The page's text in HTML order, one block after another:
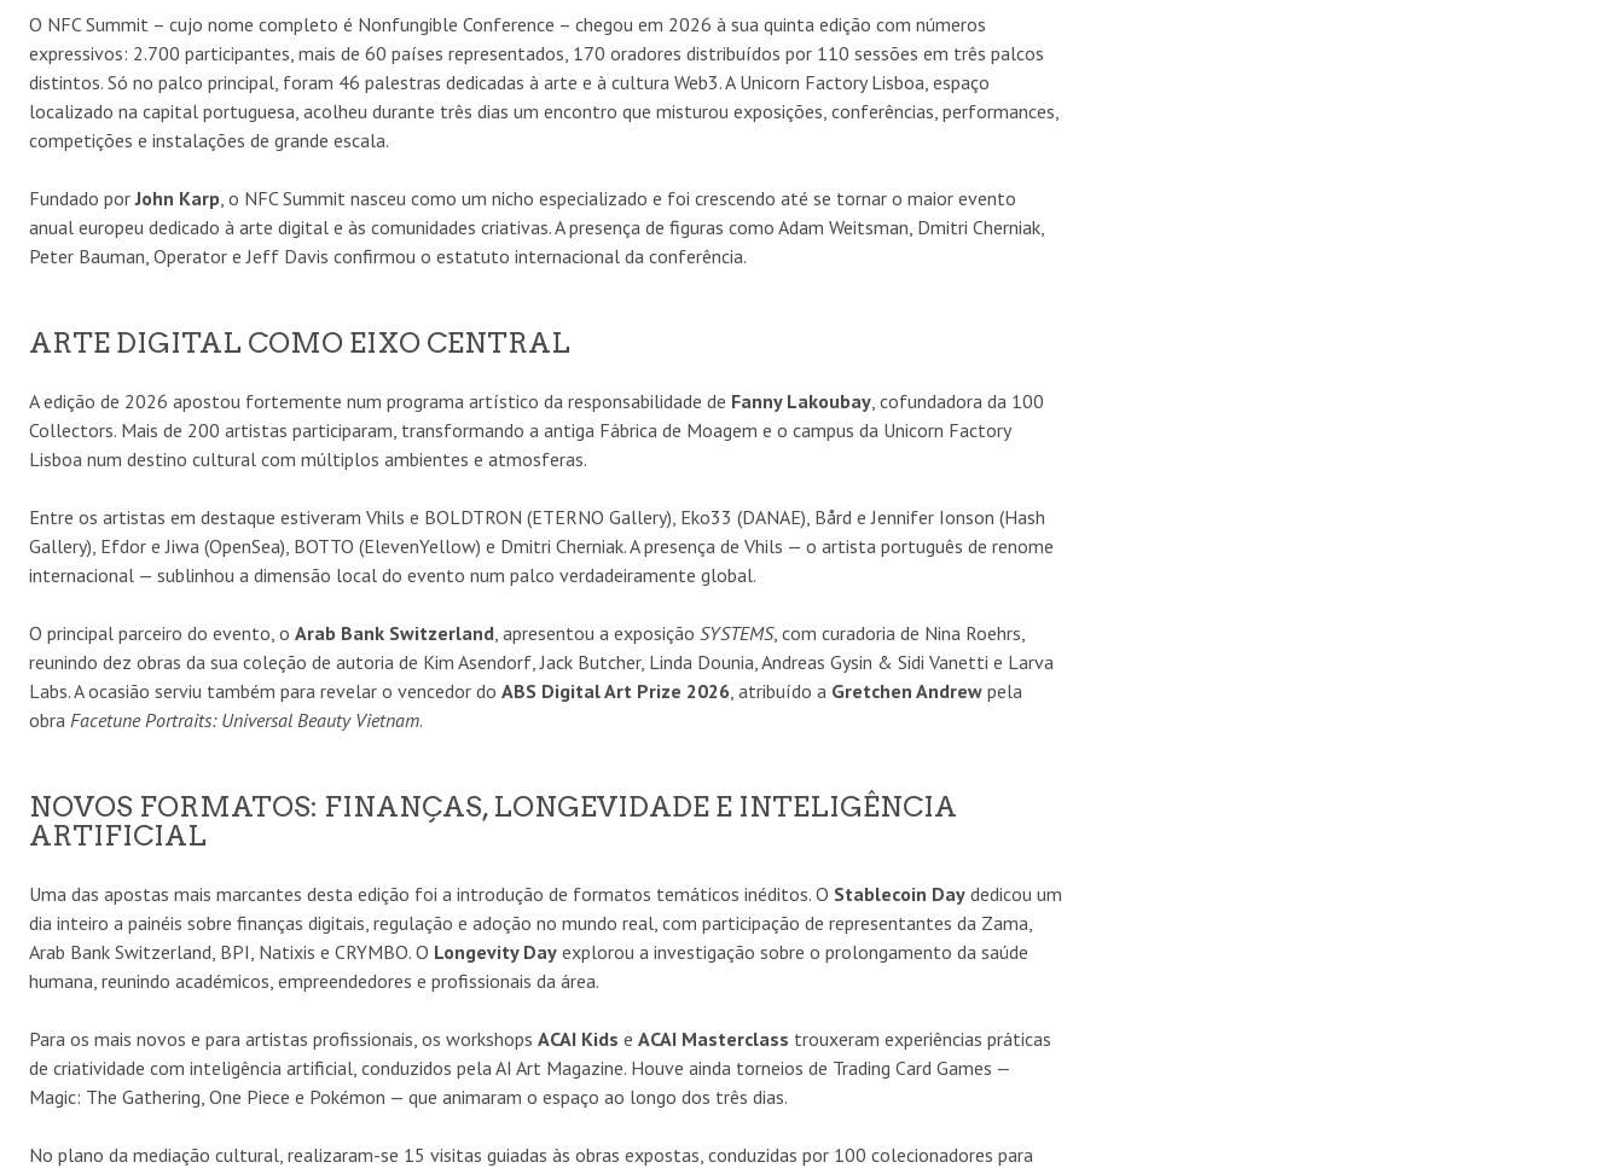
O NFC Summit – cujo nome completo é Nonfungible Conference – chegou em 2026 à sua quinta edição com números
expressivos: 2.700 participantes, mais de 60 países representados, 170 oradores distribuídos por 110 sessões em três palcos
distintos. Só no palco principal, foram 46 palestras dedicadas à arte e à cultura Web3. A Unicorn Factory Lisboa, espaço
localizado na capital portuguesa, acolheu durante três dias um encontro que misturou exposições, conferências, performances,
competições e instalações de grande escala.
Fundado porJohn Karp , o NFC Summit nasceu como um nicho especializado e foi crescendo até se tornar o maior evento
anual europeu dedicado à arte digital e às comunidades criativas. A presença de figuras como Adam Weitsman, Dmitri Cherniak,
Peter Bauman, Operator e Jeff Davis confirmou o estatuto internacional da conferência.
ARTE DIGITAL COMO EIXO CENTRAL
A edição de 2026 apostou fortemente num programa artístico da responsabilidade de Fanny Lakoubay , cofundadora da 100
Collectors. Mais de 200 artistas participaram, transformando a antiga Fábrica de Moagem e o campus da Unicorn Factory
Lisboa num destino cultural com múltiplos ambientes e atmosferas.
Entre os artistas em destaque estiveram Vhils e BOLDTRON (ETERNO Gallery), Eko33 (DANAE), Bård e Jennifer Ionson (Hash
Gallery), Efdor e Jiwa (OpenSea), BOTTO (ElevenYellow) e Dmitri Cherniak. A presença de Vhils — o artista português de renome
internacional — sublinhou a dimensão local do evento num palco verdadeiramente global.
O principal parceiro do evento, o Arab Bank Switzerland , apresentou a exposição SYSTEMS, com curadoria de Nina Roehrs,
reunindo dez obras da sua coleção de autoria de Kim Asendorf, Jack Butcher, Linda Dounia, Andreas Gysin & Sidi Vanetti e Larva
Labs. A ocasião serviu também para revelar o vencedor do ABS Digital Art Prize 2026 , atribuído a Gretchen Andrew pela
obra Facetune Portraits: Universal Beauty Vietnam.
NOVOS FORMATOS: FINANÇAS, LONGEVIDADE E INTELIGÊNCIA
ARTIFICIAL
Uma das apostas mais marcantes desta edição foi a introdução de formatos temáticos inéditos. O Stablecoin Day dedicou um
dia inteiro a painéis sobre finanças digitais, regulação e adoção no mundo real, com participação de representantes da Zama,
Arab Bank Switzerland, BPI, Natixis e CRYMBO. O Longevity Day explorou a investigação sobre o prolongamento da saúde
humana, reunindo académicos, empreendedores e profissionais da área.
Para os mais novos e para artistas profissionais, os workshops ACAI Kids e ACAI Masterclass trouxeram experiências práticas
de criatividade com inteligência artificial, conduzidos pela AI Art Magazine. Houve ainda torneios de Trading Card Games —
Magic: The Gathering, One Piece e Pokémon — que animaram o espaço ao longo dos três dias.
No plano da mediação cultural, realizaram-se 15 visitas guiadas às obras expostas, conduzidas por 100 colecionadores para